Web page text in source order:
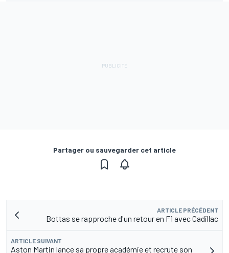
Partager ou sauvegarder cet article
ARTICLE PRÉCÉDENT
Bottas se rapproche d'un retour en F1 avec Cadillac
ARTICLE SUIVANT
Aston Martin lance sa propre académie et recrute son